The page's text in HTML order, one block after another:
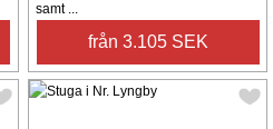
samt ...
från 3.105 SEK